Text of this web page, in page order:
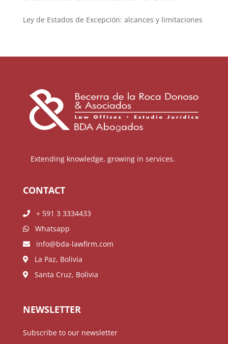
Ley de Estados de Excepción: alcances y limitaciones
Extending knowledge, growing in services.
CONTACT
+ 591 3 3334433
Whatsapp
info@bda-lawfirm.com
La Paz, Bolivia
Santa Cruz, Bolivia
NEWSLETTER
Subscribe to our newsletter